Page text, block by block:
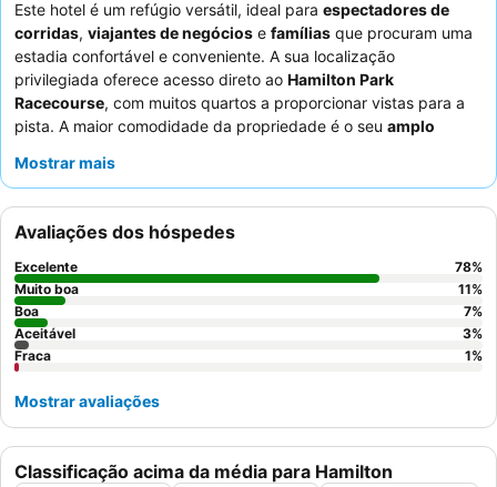
Este hotel é um refúgio versátil, ideal para espectadores de
corridas, viajantes de negócios e famílias que procuram uma
estadia confortável e conveniente. A sua localização
privilegiada oferece acesso direto ao Hamilton Park
Racecourse, com muitos quartos a proporcionar vistas para a
pista. A maior comodidade da propriedade é o seu amplo
atendendo aos hóspedes que viajam de carro. Os hóspedes
prestativos
e o extenso buffet de pequeno-almoço, que inclui
uma popular estação de waffles. Para uma experiência mais
tranquila, os hóspedes podem solicitar um quarto com vista
para o jardim.
Mostrar mais
Classificação acima da média para Hamilton
Avaliações dos hóspedes
Excelente 78%
Muito boa
11%
Boa
7%
Aceitável
3%
Fraca
1%
Mostrar avaliações